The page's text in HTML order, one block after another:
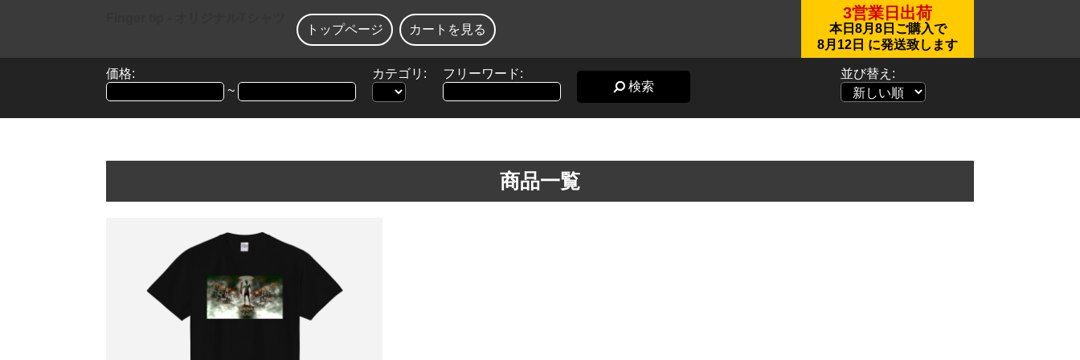
トップページ
カートを見る
3営業日出荷
本日 8月8日 ご購入で
8月12日 に発送致します
価格:
~
カテゴリ:
フリーワード:
検索
並び替え:
商品一覧